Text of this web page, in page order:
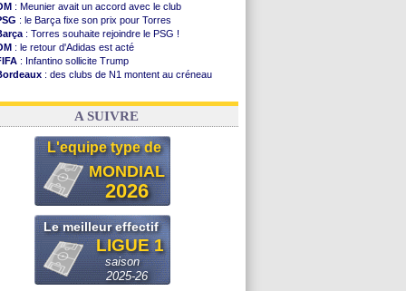
: Meunier avait un accord avec le club
: le Barça fixe son prix pour Torres
: Torres souhaite rejoindre le PSG !
: le retour d'Adidas est acté
: Infantino sollicite Trump
: des clubs de N1 montent au créneau
: le démenti de Leipzig pour Diomandé
A SUIVRE
L'equipe type de
MONDIAL
2026
Le meilleur effectif
LIGUE 1
saison
2025-26